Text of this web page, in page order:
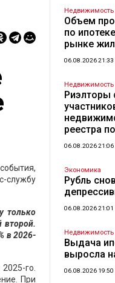
службу
только
второй.
в 2026-
го.
При
Недвижимость
Объем
по
рынке
06.08.2026 21:33
Недвижимость
Риэлторы
реестра
06.08.2026 21:06
Экономика
Рубль
06.08.2026 21:01
Недвижимость
Выдача
выросла
06.08.2026 19:50